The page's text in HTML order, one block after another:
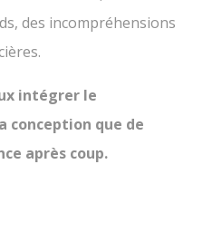
des incompréhensions
intégrer le
conception que de
après coup.